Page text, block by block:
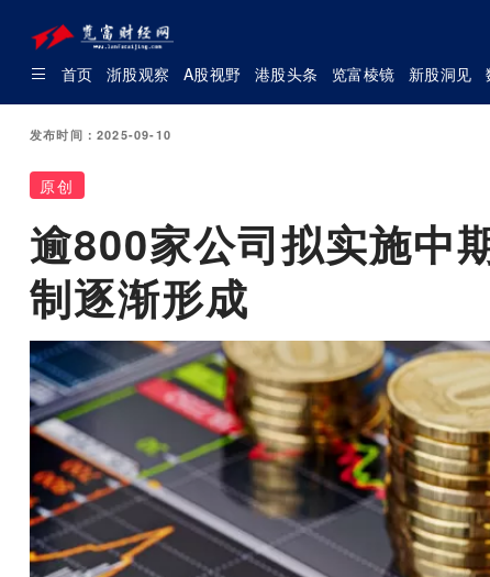
首页 浙股观察 A股视野 港股头条 览富棱镜 新股洞见
发布时间：2025-09-10
原创
逾800家公司拟实施中
制逐渐形成